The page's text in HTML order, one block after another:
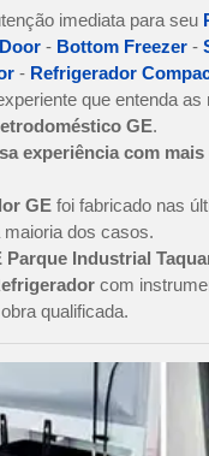
imediata para seu
- Bottom Freezer -
- Refrigerador
que entenda as
GE.
experiência com mais
GE foi fabricado nas
dos casos.
Parque Industrial
com
qualificada.